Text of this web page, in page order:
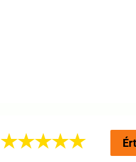
